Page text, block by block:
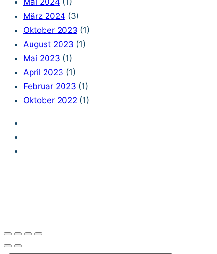
März 2024 (3)
Oktober 2023 (1)
August 2023 (1)
Mai 2023 (1)
April 2023 (1)
Februar 2023 (1)
Oktober 2022 (1)